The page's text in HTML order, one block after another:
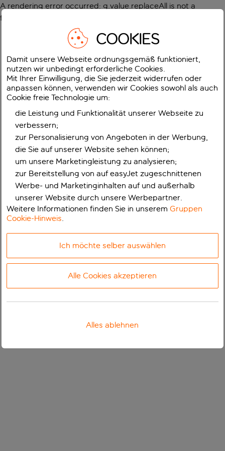
A rendering error occurred: g.value.replaceAll is not a
function
COOKIES
Damit unsere Webseite ordnungsgemäß funktioniert,
nutzen wir unbedingt erforderliche Cookies.
Mit Ihrer Einwilligung, die Sie jederzeit widerrufen oder
anpassen können, verwenden wir Cookies sowohl als auch
Cookie freie Technologie um:
die Leistung und Funktionalität unserer Webseite zu
verbessern;
zur Personalisierung von Angeboten in der Werbung,
die Sie auf unserer Website sehen können;
um unsere Marketingleistung zu analysieren;
zur Bereitstellung von auf easyJet zugeschnittenen
Werbe- und Marketinginhalten auf und außerhalb
unserer Website durch unsere Werbepartner.
Weitere Informationen finden Sie in unseremGruppen
Cookie-Hinweis.
Ich möchte selber auswählen
Alle Cookies akzeptieren
Alles ablehnen